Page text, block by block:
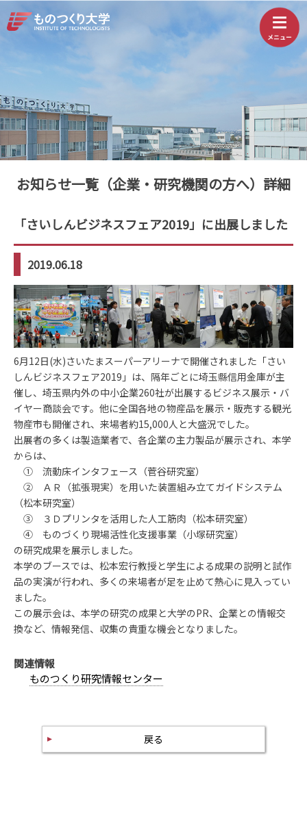
お知らせ一覧（企業・研究機関の方へ）詳細
「さいしんビジネスフェア2019」に出展しました
2019.06.18
6月12日(水)さいたまスーパーアリーナで開催されました「さい
しんビジネスフェア2019」は、隔年ごとに埼玉縣信用金庫が主
催し、埼玉県内外の中小企業260社が出展するビジネス展示・バ
イヤー商談会です。他に全国各地の物産品を展示・販売する観光
物産市も開催され、来場者約15,000人と大盛況でした。
出展者の多くは製造業者で、各企業の主力製品が展示され、本学
からは、
① 流動床インタフェース（菅谷研究室）
② ＡＲ（拡張現実）を用いた装置組み立てガイドシステム
（松本研究室）
③ ３Ｄプリンタを活用した人工筋肉（松本研究室）
④ ものづくり現場活性化支援事業（小塚研究室）
の研究成果を展示しました。
本学のブースでは、松本宏行教授と学生による成果の説明と試作
品の実演が行われ、多くの来場者が足を止めて熱心に見入ってい
ました。
この展示会は、本学の研究の成果と大学のPR、企業との情報交
換など、情報発信、収集の貴重な機会となりました。
関連情報
ものつくり研究情報センター
戻る